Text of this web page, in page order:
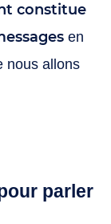
constitue
en
nous allons
parler